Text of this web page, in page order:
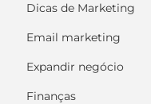
Dicas de Marketing
Email marketing
Expandir negócio
Finanças